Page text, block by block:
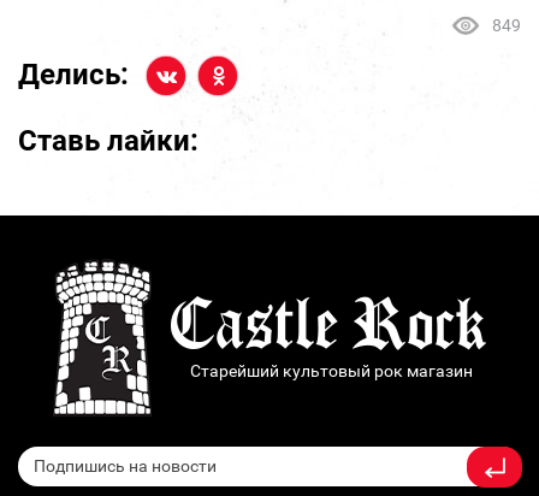
849
Делись:
Ставь лайки:
Старейший культовый рок магазин